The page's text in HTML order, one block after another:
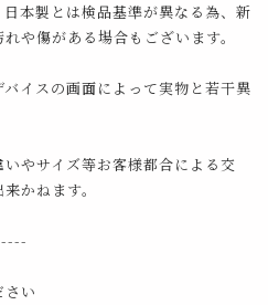
本製とは検品基準が異なる為、新
や傷がある場合もございます。
イスの画面によって実物と若干異
やサイズ等お客様都合による交
かねます。
さい